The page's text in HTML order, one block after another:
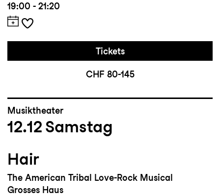
19:00 - 21:20
Tickets
CHF 80-145
Musiktheater
12.12 Samstag
Hair
The American Tribal Love-Rock Musical
Grosses Haus